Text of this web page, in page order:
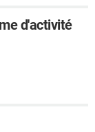
d'activité